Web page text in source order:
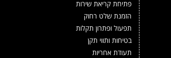
פתיחת קריאת שירות
הזמנת שלט רחוק
תפעול ופתרון תקלות
בטיחות ותווי תקן
תעודת אחריות